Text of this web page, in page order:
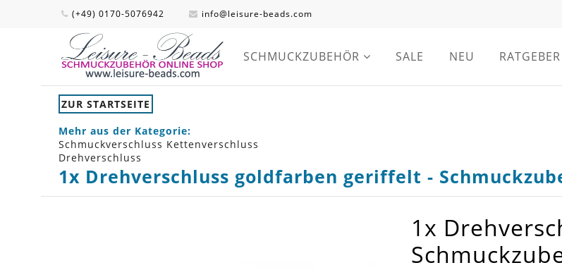
(+49) 0170-5076942 info@leisure-beads.com
SCHMUCKZUBEHÖR SALE NEU RATGEBER
ZUR STARTSEITE
Mehr aus der Kategorie:
Schmuckverschluss Kettenverschluss
Drehverschluss
1x Drehverschluss goldfarben geriffelt -
1x